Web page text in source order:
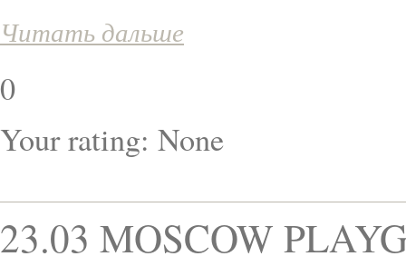
Читать дальше
0
Your rating: None
23.03 MOSCOW